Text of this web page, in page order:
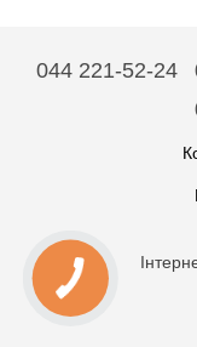
044 221-52-24